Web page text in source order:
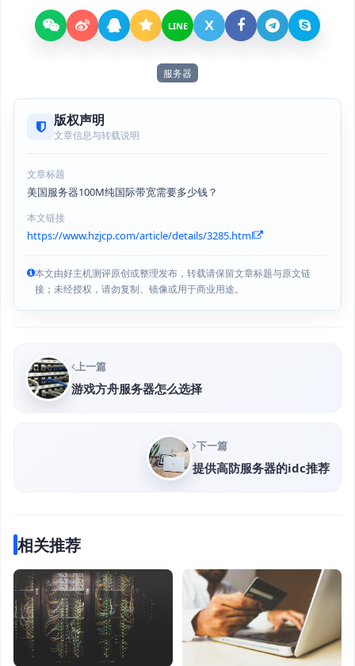
LINE X
服务器
版权声明
文章信息与转载说明
文章标题
美国服务器100M纯国际带宽需要多少钱？
本文链接
https://www.hzjcp.com/article/details/3285.html
本文由好主机测评原创或整理发布，转载请保留文章标题与原文链
接；未经授权，请勿复制、镜像或用于商业用途。
上一篇
游戏方舟服务器怎么选择
下一篇
提供高防服务器的idc推荐
相关推荐